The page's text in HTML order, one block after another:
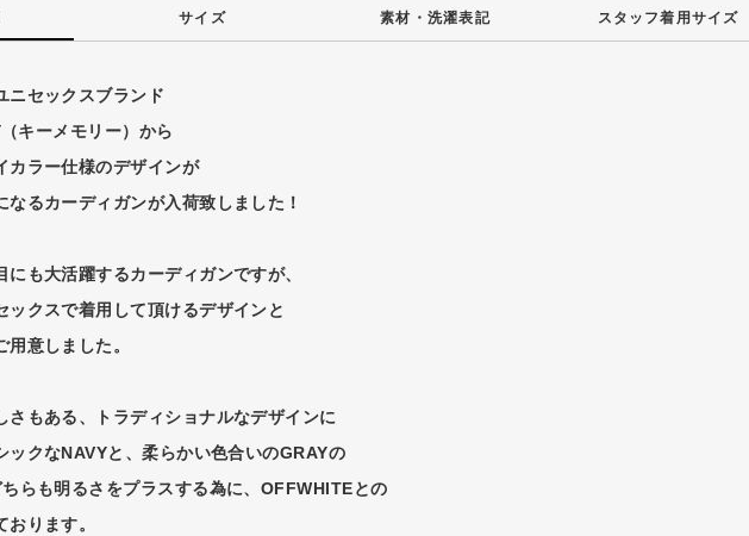
サイズ 素材・ 洗濯表記 スタッフ着用サイズ
ニセックスブランド
キーメモリー）から
カラー仕様のデザインが
なるカーディガンが入荷致しました！
にも大活躍するカーディガンですが、
ックスで着用して頂けるデザインと
意しました。
さもある、トラディショナルなデザインに
ックなNAVYと、柔らかい色合いのGRAYの
らも明るさをプラスする為に、OFFWHITEとの
ります。